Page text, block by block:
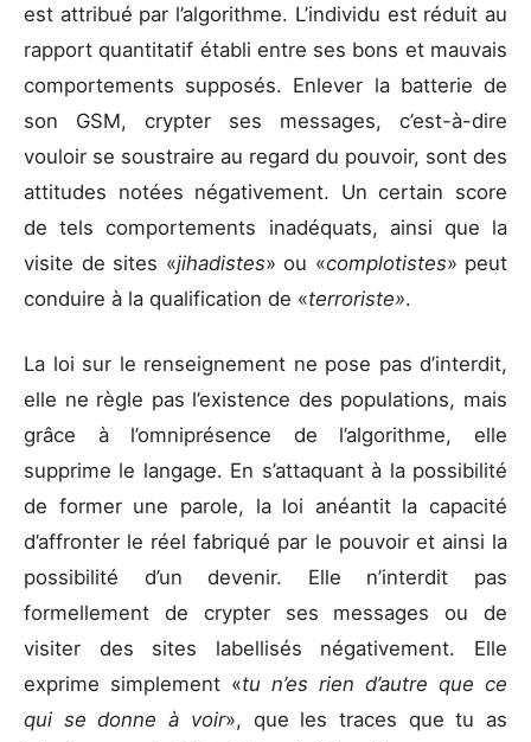
est attribué par l’algorithme. L’individu est réduit au
rapport quantitatif établi entre ses bons et mauvais
comportements supposés. Enlever la batterie de
son GSM, crypter ses messages, c’est-à-dire
vouloir se soustraire au regard du pouvoir, sont des
attitudes notées négativement. Un certain score
de tels comportements inadéquats, ainsi que la
visite de sites «jihadistes» ou «complotistes» peut
conduire à la qualification de «terroriste».
La loi sur le renseignement ne pose pas d’interdit,
elle ne règle pas l’existence des populations, mais
grâce à l’omniprésence de l’algorithme, elle
supprime le langage. En s’attaquant à la possibilité
de former une parole, la loi anéantit la capacité
d’affronter le réel fabriqué par le pouvoir et ainsi la
possibilité d’un devenir. Elle n’interdit pas
formellement de crypter ses messages ou de
visiter des sites labellisés négativement. Elle
exprime simplement «tu n’es rien d’autre que ce
qui se donne à voir», que les traces que tu as